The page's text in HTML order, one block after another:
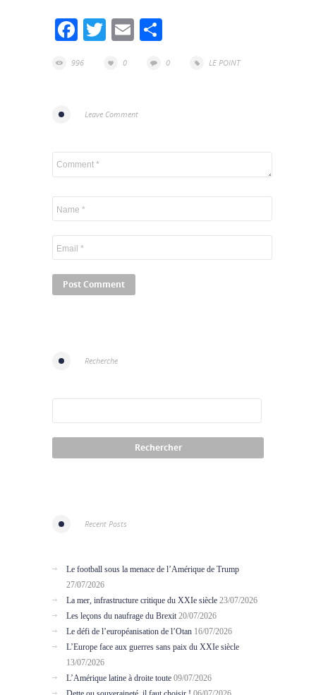
Facebook
TwitterEmail
996 0 0 LE POINT
Leave Comment
Recherche
Recent Posts
Le football sous la menace de l’Amérique de Trump
27/07/2026
La mer, infrastructure critique du XXIe siècle 23/07/2026
Les leçons du naufrage du Brexit 20/07/2026
Le défi de l’européanisation de l’Otan 16/07/2026
L’Europe face aux guerres sans paix du XXIe siècle
13/07/2026
L’Amérique latine à droite toute 09/07/2026